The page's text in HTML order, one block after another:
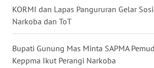
KORMI dan Lapas Pangururan Gelar
Narkoba dan ToT
Bupati Gunung Mas Minta SAPMA
Keppma Ikut Perangi Narkoba
DAIRI
DANAU
TOBA